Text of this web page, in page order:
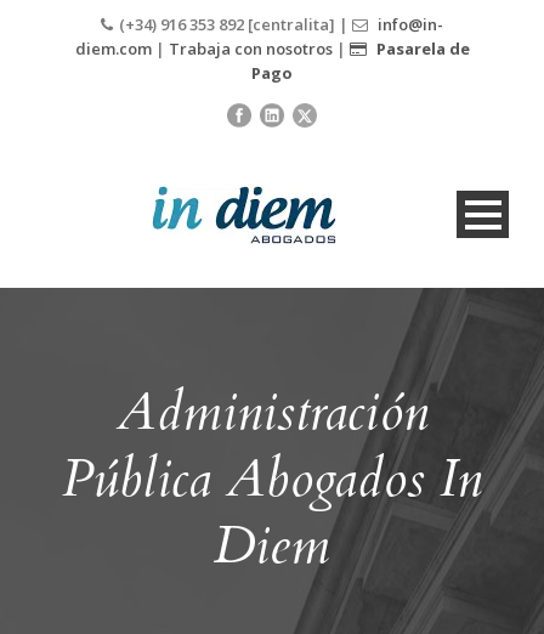
(+34) 916 353 892 [centralita] |
info@in-
diem.com| Trabaja con nosotros|
Pasarela de
Pago
Administración
Pública Abogados In
Diem